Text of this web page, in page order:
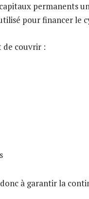
permanents
pour financer le
couvrir :
à garantir la